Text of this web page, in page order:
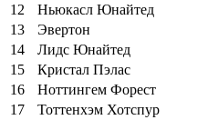
12
Ньюкасл Юнайтед
13
Эвертон
14
Лидс Юнайтед
15
Кристал Пэлас
16
Ноттингем Форест
17
Тоттенхэм Хотспур